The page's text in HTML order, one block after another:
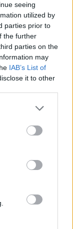
seeing
utilized by
parties prior to
the further
parties on the
may
IAB’s List of
it to other
ΚΑΘΑΡΟΣ
ΚΑΘΑΡΟΣ
ΚΑΘΑΡΟΣ